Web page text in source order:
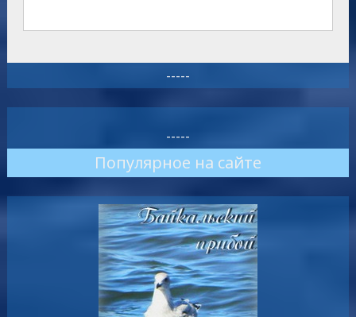
-----
-----
Популярное на сайте